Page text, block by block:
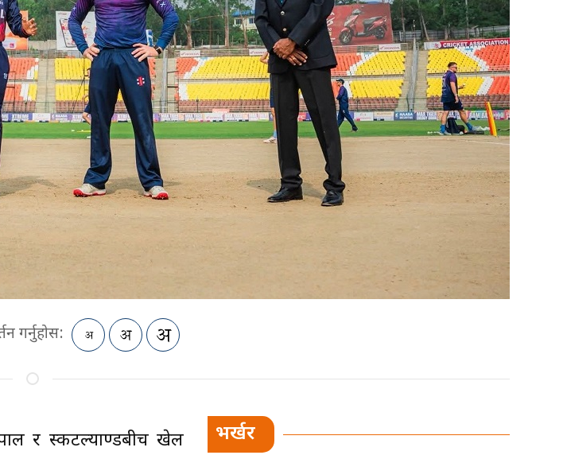
गर्नुहोस:
र स्कटल्याण्डबीच खेल
भर्खर